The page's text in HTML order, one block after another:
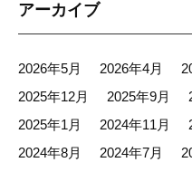
アーカイブ
2026年5月 2026年4月
2025年12月
2025年9月
2025年1月
2024年11月
2024年8月
2024年7月